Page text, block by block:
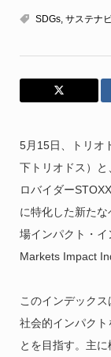
SDGs, サステナ
5月15日、トリオ
下トリオドス）
ロバイダー
に特化した新た
場インパクト・
Markets Impact
このインデック
社会的インパクト
とを目指す。主